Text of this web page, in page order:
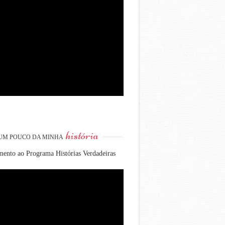
POUCO DA MINHA história
ao Programa Histórias Verdadeiras